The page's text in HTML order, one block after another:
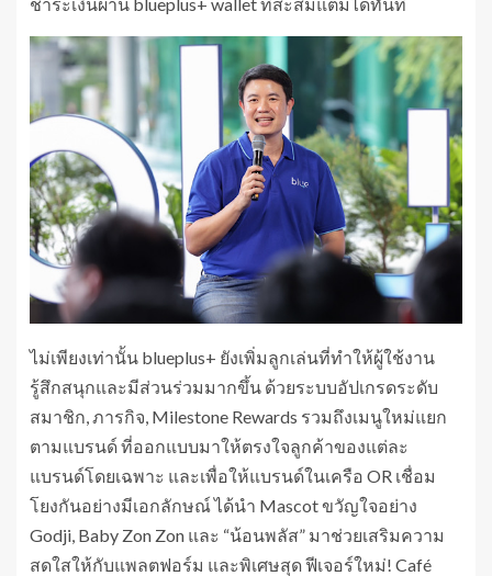
ไม่เพียงเท่านั้น blueplus+ ยังเพิ่มลูกเล่นที่ทำให้ผู้ใช้งาน
รู้สึกสนุกและมีส่วนร่วมมากขึ้น ด้วยระบบอัปเกรดระดับ
สมาชิก, ภารกิจ, Milestone Rewards รวมถึงเมนูใหม่แยก
ตามแบรนด์ ที่ออกแบบมาให้ตรงใจลูกค้าของแต่ละ
แบรนด์โดยเฉพาะ และเพื่อให้แบรนด์ในเครือ OR เชื่อม
โยงกันอย่างมีเอกลักษณ์ ได้นำ Mascot ขวัญใจอย่าง
Godji, Baby Zon Zon และ “น้อนพลัส” มาช่วยเสริมความ
สดใสให้กับแพลตฟอร์ม และพิเศษสุด ฟีเจอร์ใหม่! Café